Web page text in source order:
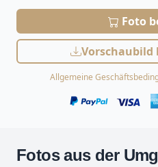
Foto
Allgemeine
Fotos aus der